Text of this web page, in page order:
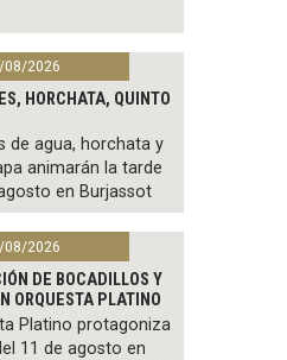
08/2026
HORCHATA, QUINTO
de agua, horchata y
animarán la tarde
en Burjassot
08/2026
DE BOCADILLOS Y
ORQUESTA PLATINO
Platino protagoniza
11 de agosto en